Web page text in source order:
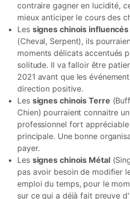
contraire gagner en lucidité,
mieux anticiper le cours des
Les signes chinois
(Cheval, Serpent), ils
moments délicats accentués
solitude. Il va falloir être
2021 avant que les
direction positive.
Les signes chinois Terre
Chien) pourraient connaitre
professionnel fort
principale. Une bonne
payer.
Les signes chinois Métal
pas avoir besoin de modifier
emploi du temps, pour le
sur ce qui a déjà fait preuve